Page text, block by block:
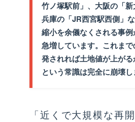
竹ノ塚駅前」、大阪の「
兵庫の「JR西宮駅西側」
縮小を余儀なくされる事例
急増しています。これま
発されれば土地値が上がる
という常識は完全に崩壊し
「近くで大規模な再